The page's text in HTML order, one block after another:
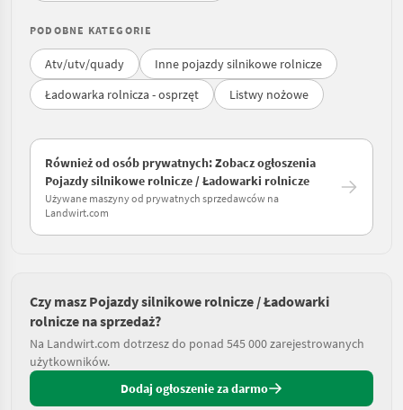
PODOBNE KATEGORIE
Atv/utv/quady
Inne pojazdy silnikowe rolnicze
Ładowarka rolnicza - osprzęt
Listwy nożowe
Również od osób prywatnych: Zobacz ogłoszenia
Pojazdy silnikowe rolnicze / Ładowarki rolnicze
Używane maszyny od prywatnych sprzedawców na
Landwirt.com
Czy masz Pojazdy silnikowe rolnicze / Ładowarki
rolnicze na sprzedaż?
Na Landwirt.com dotrzesz do ponad 545 000 zarejestrowanych
użytkowników.
Dodaj ogłoszenie za darmo